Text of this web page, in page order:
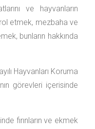
ve hayvanların
etmek, mezbaha ve
bunların hakkında
Hayvanları Koruma
görevleri içerisinde
fırınların ve ekmek